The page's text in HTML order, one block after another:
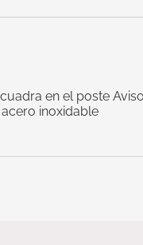
en el poste
inoxidable